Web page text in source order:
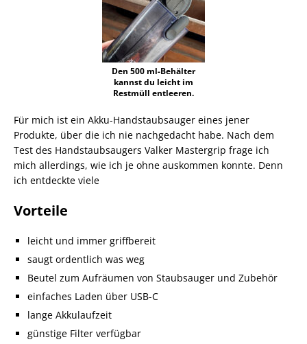
Den 500 ml-Behälter
kannst du leicht im
Restmüll entleeren.
Für mich ist ein Akku-Handstaubsauger eines jener
Produkte, über die ich nie nachgedacht habe. Nach dem
Test des Handstaubsaugers Valker Mastergrip frage ich
mich allerdings, wie ich je ohne auskommen konnte. Denn
ich entdeckte viele
Vorteile
leicht und immer griffbereit
saugt ordentlich was weg
Beutel zum Aufräumen von Staubsauger und Zubehör
einfaches Laden über USB-C
lange Akkulaufzeit
günstige Filter verfügbar